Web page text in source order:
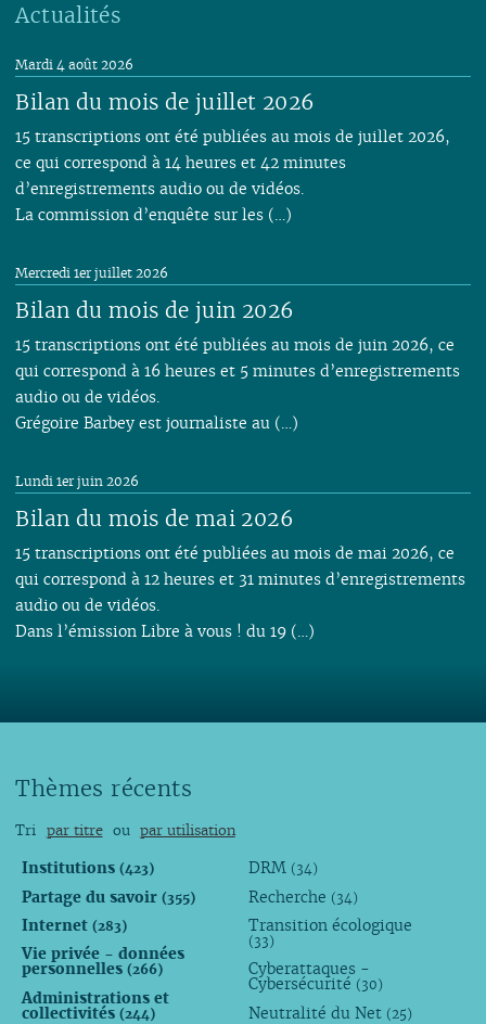
Actualités
Bilan du mois de juillet 2026
Mardi 4 août 2026
15 transcriptions ont été publiées au mois de juillet 2026,
ce qui correspond à 14 heures et 42 minutes
d’enregistrements audio ou de vidéos.
La commission d’enquête sur les (…)
Bilan du mois de juin 2026
Mercredi 1er juillet 2026
15 transcriptions ont été publiées au mois de juin 2026, ce
qui correspond à 16 heures et 5 minutes d’enregistrements
audio ou de vidéos.
Grégoire Barbey est journaliste au (…)
Bilan du mois de mai 2026
Lundi 1er juin 2026
15 transcriptions ont été publiées au mois de mai 2026, ce
qui correspond à 12 heures et 31 minutes d’enregistrements
audio ou de vidéos.
Dans l’émission Libre à vous ! du 19 (…)
Thèmes récents
Tri par titre ou par utilisation
Institutions (423)
Partage du savoir (355)
Internet (283)
Vie privée - données
personnelles (266)
Administrations et
collectivités (244)
DRM (34)
Recherche (34)
Transition écologique
(33)
Cyberattaques -
Cybersécurité (30)
Neutralité du Net (25)